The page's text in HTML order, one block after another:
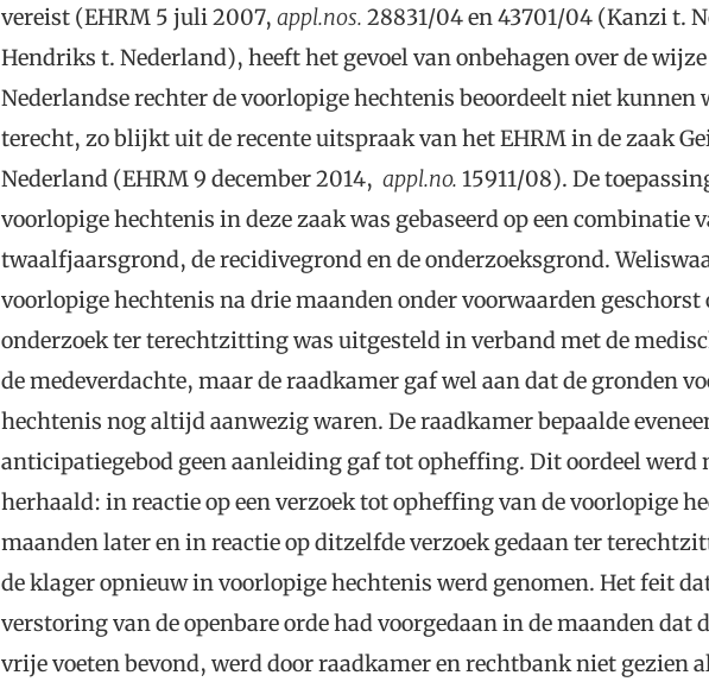
vereist (EHRM 5 juli 2007, appl.nos. 28831/04 en 43701/04 (Kanzi t.
Hendriks t. Nederland), heeft het gevoel van onbehagen over de
Nederlandse rechter de voorlopige hechtenis beoordeelt niet kunnen
terecht, zo blijkt uit de recente uitspraak van het EHRM in de zaak
Nederland (EHRM 9 december 2014, appl.no. 15911/08). De
voorlopige hechtenis in deze zaak was gebaseerd op een combinatie
twaalfjaarsgrond, de recidivegrond en de onderzoeksgrond.
voorlopige hechtenis na drie maanden onder voorwaarden geschorst
onderzoek ter terechtzitting was uitgesteld in verband met de
de medeverdachte, maar de raadkamer gaf wel aan dat de gronden
hechtenis nog altijd aanwezig waren. De raadkamer bepaalde
anticipatiegebod geen aanleiding gaf tot opheffing. Dit oordeel werd
herhaald: in reactie op een verzoek tot opheffing van de voorlopige
maanden later en in reactie op ditzelfde verzoek gedaan ter
de klager opnieuw in voorlopige hechtenis werd genomen. Het feit
verstoring van de openbare orde had voorgedaan in de maanden dat
vrije voeten bevond, werd door raadkamer en rechtbank niet gezien